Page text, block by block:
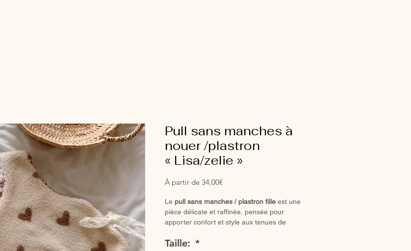
Pull sans manches à
nouer /plastron
« Lisa/zelie »
À partir de 34,00€Prix
Le pull sans manches / plastron fille est une
pièce délicate et raffinée, pensée pour
apporter confort et style aux tenues de
Confectionné
Taille: *